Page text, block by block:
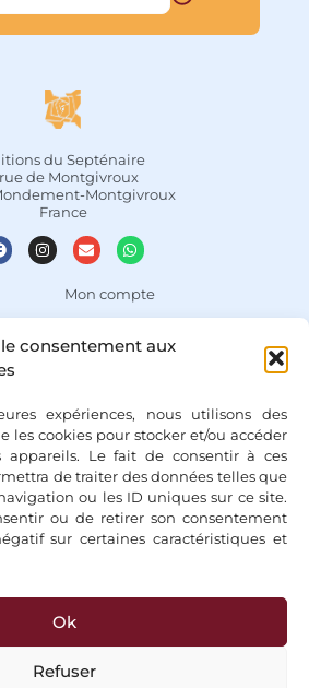
consentement aux
expériences, nous utilisons des
les cookies pour stocker et/ou accéder
appareils. Le fait de consentir à ces
de traiter des données telles que
ou les ID uniques sur ce site.
ou de retirer son consentement
sur certaines caractéristiques et
Ok
Refuser
du Septénaire
de Montgivroux
Montgivroux
France
Mon compte
Conditions Générales de
Vente
Mentions légales & Politique
de confidentialité
Klarna, Paypal